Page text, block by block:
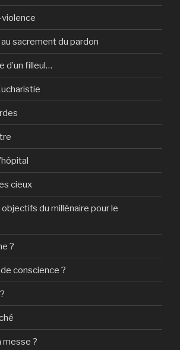
violence
sacrement du pardon
d’un filleul…
cieux
du millénaire pour le
?
conscience ?
messe ?